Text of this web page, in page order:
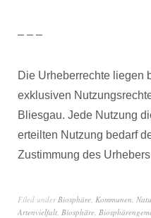
– – –
Die Urheberrechte liegen
exklusiven
Bliesgau. Jede Nutzung
erteilten Nutzung bedarf
Zustimmung des
Filed underBiosphäre, Kommunen,
Artenvielfalt, Biosphäre,